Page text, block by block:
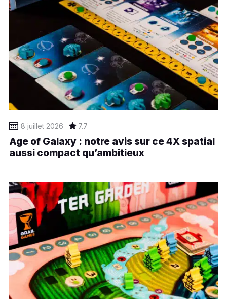
8 juillet 2026 7.7
Age of Galaxy : notre avis sur ce 4X spatial
aussi compact qu’ambitieux